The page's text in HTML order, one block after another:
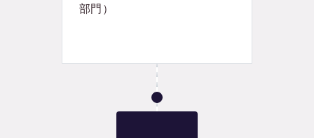
部門）